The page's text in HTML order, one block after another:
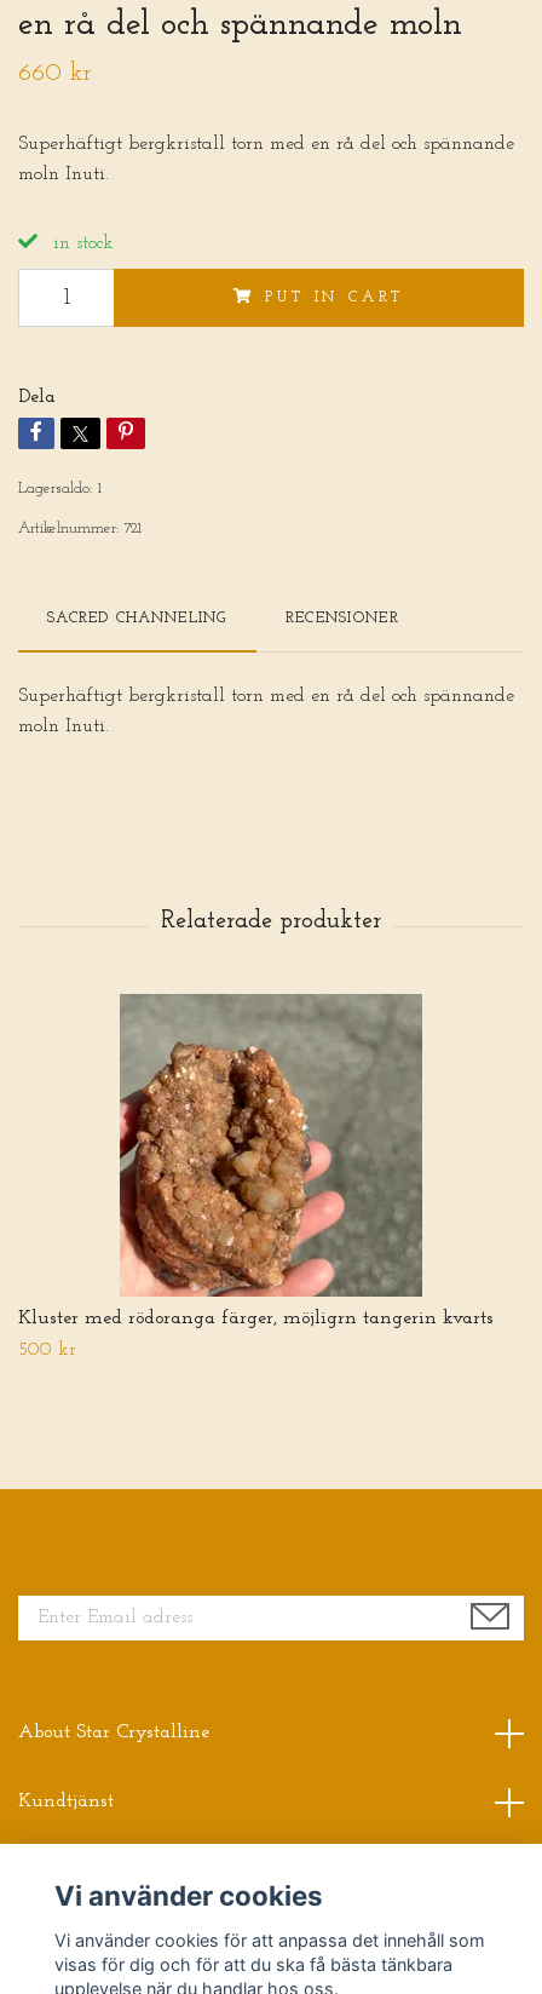
en rå del och spännande moln
660 kr
Superhäftigt bergkristall torn med en rå del och spännande
moln Inuti.
in stock
PUT IN CART
Dela
Lagersaldo: 1
Artikelnummer: 721
SACRED CHANNELING RECENSIONER
Superhäftigt bergkristall torn med en rå del och spännande
moln Inuti.
Kluster med rödoranga färger, möjligrn tangerin kvarts
500 kr
About Star Crystalline
Kundtjänst
Sociala medier
Vi använder cookies
Vi använder cookies för att anpassa det innehåll som
visas för dig och för att du ska få bästa tänkbara
upplevelse när du handlar hos oss.